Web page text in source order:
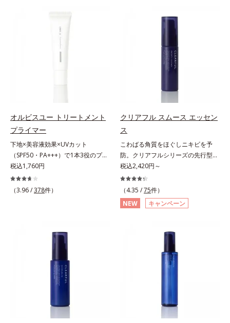
持ち向上成分*3 合成フルオロフロ
ゴパイト*4 密着カバーパウダー
Na）、密着エアリーパウダー
EX（ポリアスパラギン酸Na、マイ
目立ちの原因に。普段の洗顔(*3)で
は落としにくい汚れは、酵素洗顔料
で落としましょう。3種の酵素がた
んぱく質や皮脂を溶かして分解。炭
が無数の毛穴に入り込み、溶けた汚
を引きしめ、キメの整ったなめらか
な肌に洗い上げます。ツブツブ入り
のパウダーが泡立てネットのように
空気を含ませるので、簡単に泡立て
られます。濃密うるおい泡を洗い流
したあとは大人の肌もつっぱりにく
く、使うたびに毛穴の目立ちにくい
肌(*5)を目指せます。性別問わずお
使いいただけるので、ご夫婦やカッ
ただけます。*1 プロテアーゼ、パ
パイン、リパーゼ配合＝洗浄成分*2
ン酸アスコルビルリン酸3Na配合＝
肌を引き締め、キメを整える成分*5
皮脂・汚れの除去による
上からササッとUVカットとお直し
が同時にできるお役立ちアイテムで
す。毛穴や色ムラをカバーしながら
も、素肌のような透明美肌を叶える
秘密は「スムースヴェールパウダー
(*1)」にあります。7種の球状粉体
ールをかけるようにカバー。さらに
板状粉体が光を反射して、すっぴん
出します。また、皮脂を吸着する
「あぶらとりパウダー(*3)」を配合
し、くずれ＆テカリを防いでサラサ
ラ肌が長時間続きます。パウダータ
イプながら、SPF50+・PA++++。パ
ウダーならではの軽いつけごこち
で、日焼け止めが苦手な方にもおす
すめです。水や汗に強いスーパーウ
ォータープルーフ(*4)だから、レジ
シリカ、セルロース、窒化ホウ素配
合＝セミマット肌を叶える球状と板
状の粉体*2 シリカ6種類、セルロー
ス*3 シリカ配合＝皮脂を吸着する
オルビスユー トリートメント
プライマー
下地×美容液効果×UVカット
（SPF50・PA+++）で1本3役のプラ
イマー。凹凸をつるんとなめらかに
(*1)整え、化粧ノリUPの高機能化粧
下地。“塗るたび高まる、素肌の美
る高機能化粧下地毛穴や小ジワの凹
凸をつるんとなめらかに(*1)。スキ
ンケア発想の化粧下地です。保湿成
分が肌全層(*2)に働きかけて、肌の
うるおいをグンとアップ＆リッチな
クリームのようにぴたっと密着。乾
し、つるんとしたハリ肌に仕上げま
す。むやみに隠すのではなくふわり
税込1,760円
（3.96 /378件）
クリアフル スムース エッセン
ス
こわばる角質をほぐしニキビを予
防。クリアフルシリーズの先行型美
容液。くり返しニキビの根本原因と
毛穴の両方にアプローチする、薬用
ニキビスキンケア「クリアフルシリ
ーズ」の先行型美容液です。こわば
った角質をやわらかくほぐし、毛穴
へ。化粧水の肌なじみをサポート
し、すっとなじむ素直な肌を目指し
ます。またクリアフルシリーズに配
合されているのと同じ、5種の和漢
れ、ニキビを予防します。【ご使用
ステップ】洗顔の後、化粧水の前に
税込2,420円～
（4.35 /75件）
NEW
キャンペーン